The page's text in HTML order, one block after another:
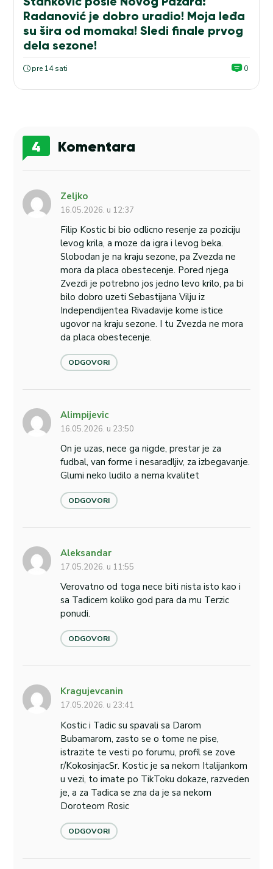
Radanović je dobro uradio! Moja leđa
su šira od momaka! Sledi finale prvog
dela sezone!
pre 14 sati 0
4 Komentara
Zeljko
16.05.2026. u 12:37
Filip Kostic bi bio odlicno resenje za poziciju
levog krila, a moze da igra i levog beka.
Slobodan je na kraju sezone, pa Zvezda ne
mora da placa obestecenje. Pored njega
Zvezdi je potrebno jos jedno levo krilo, pa bi
bilo dobro uzeti Sebastijana Vilju iz
Independijentea Rivadavije kome istice
ugovor na kraju sezone. I tu Zvezda ne mora
da placa obestecenje.
ODGOVORI
Alimpijevic
16.05.2026. u 23:50
On je uzas, nece ga nigde, prestar je za
fudbal, van forme i nesaradljiv, za izbegavanje.
Glumi neko ludilo a nema kvalitet
ODGOVORI
Aleksandar
17.05.2026. u 11:55
Verovatno od toga nece biti nista isto kao i
sa Tadicem koliko god para da mu Terzic
ponudi.
ODGOVORI
Kragujevcanin
17.05.2026. u 23:41
Kostic i Tadic su spavali sa Darom
Bubamarom, zasto se o tome ne pise,
istrazite te vesti po forumu, profil se zove
r/KokosinjacSr. Kostic je sa nekom Italijankom
u vezi, to imate po TikToku dokaze, razveden
je, a za Tadica se zna da je sa nekom
Doroteom Rosic
ODGOVORI